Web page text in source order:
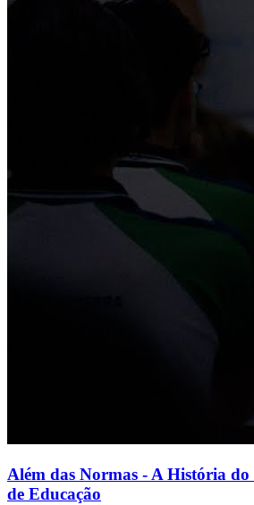
Além das Normas - A História
de Educação